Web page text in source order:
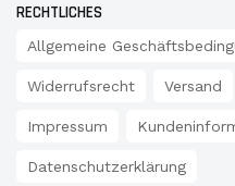
RECHTLICHES
Allgemeine
Widerrufsrecht Versand
Impressum
Datenschutzerklärung